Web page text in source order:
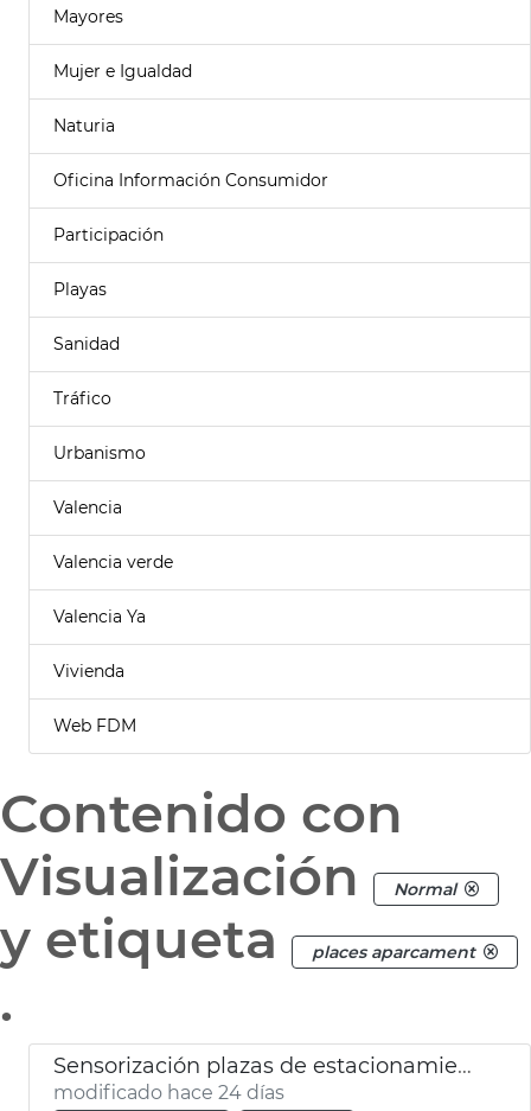
Mayores
Mujer e Igualdad
Naturia
Oficina Información Consumidor
Participación
Playas
Sanidad
Tráfico
Urbanismo
Valencia
Valencia verde
Valencia Ya
Vivienda
Web FDM
Contenido con
Visualización
Normal
y etiqueta places aparcament
.
Sensorización plazas de estacionamiento PMR y carga y descarga
modificado hace 24 días